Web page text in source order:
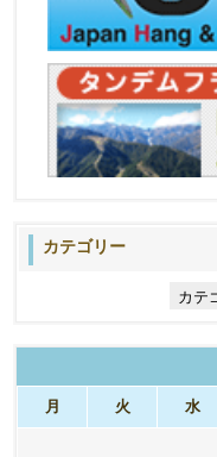
カテゴリー
ー
月 火 水